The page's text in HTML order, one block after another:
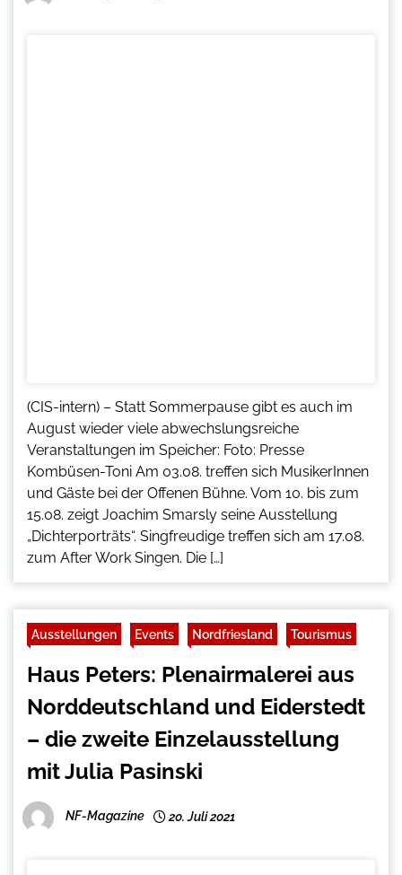
(CIS-intern) – Statt Sommerpause gibt es auch im
August wieder viele abwechslungsreiche
Veranstaltungen im Speicher: Foto: Presse
Kombüsen-Toni Am 03.08. treffen sich MusikerInnen
und Gäste bei der Offenen Bühne. Vom 10. bis zum
15.08. zeigt Joachim Smarsly seine Ausstellung
„Dichterporträts“. Singfreudige treffen sich am 17.08.
zum After Work Singen. Die […]
Ausstellungen Events Nordfriesland Tourismus
Haus Peters: Plenairmalerei aus
Norddeutschland und Eiderstedt
– die zweite Einzelausstellung
mit Julia Pasinski
NF-Magazine 20. Juli 2021